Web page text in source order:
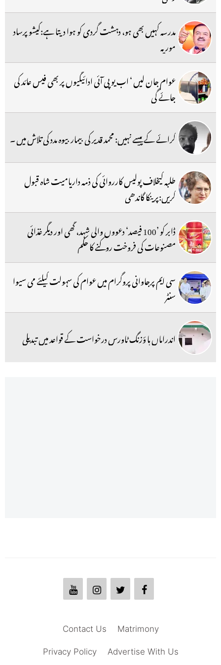
مدرسہ کہیں بھی ہو، دہشت گردی کو ہوا دیتا ہے:کیشو پرساد
موریہ
عوام جان لیں ‘ اب یو پی آئی ادائیگیوں پر بھی فیس عائد کی
جائے گی
کرائے کے پیسے نہیں: محمد قدیر کی بیمار بیوہ مدد کی تلاش میں ۔
طلبہ کیخلاف پولیس کارروائی کی ذمہ داریامیت شاہ قبول
کریں:پرینکا گاندھی
ڈابر کو ’100 فیصد‘ دعووں والی شہد، گھی اور دیگر غذائی
مصنوعات کی فروخت روکنے کا حکم
سی ایم پرجاوانی پروگرام میں عوام کی سہولت کیلئے می سیوا
سنٹر
اندراماں ہا ؤزنگ ٹاورس درخواست کے قواعد میں تبدیلی
Matrimony
Contact Us
Advertise With Us
Privacy Policy